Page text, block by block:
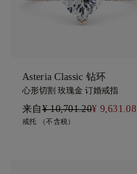
Asteria Classic 钻环
心形切割 玫瑰金 订婚戒指
来自¥ 10,701.20¥ 9,631.08
戒托 （不含税）